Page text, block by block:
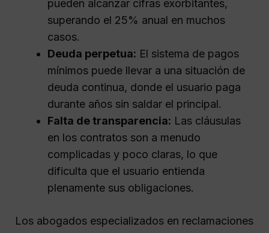
pueden alcanzar cifras exorbitantes,
superando el 25% anual en muchos
casos.
Deuda perpetua: El sistema de pagos
mínimos puede llevar a una situación de
deuda continua, donde el usuario paga
durante años sin saldar el principal.
Falta de transparencia: Las cláusulas
en los contratos son a menudo
complicadas y poco claras, lo que
dificulta que el usuario entienda
plenamente sus obligaciones.
Los abogados especializados en reclamaciones